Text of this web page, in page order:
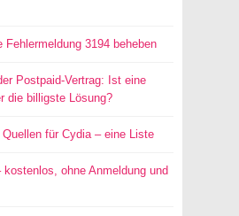
3194 beheben
Postpaid-Vertrag: Ist eine
die billigste Lösung?
für Cydia – eine Liste
kostenlos, ohne Anmeldung und